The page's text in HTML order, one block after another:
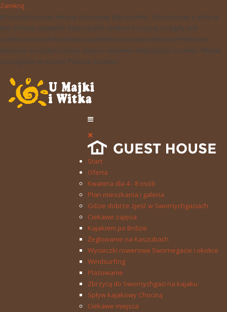
Zamknij
W ramach naszej witryny stosujemy pliki cookies. Korzystanie z witryny
bez zmiany ustawień dotyczących cookies oznacza, że będą one
zamieszczane w Państwa urządzeniu końcowym. Możecie Państwo
dokonać w każdym czasie zmiany ustawień dotyczących cookies. Więcej
szczegółów w naszej 'Polityce Cookies'.
Start
Oferta
Kwatera dla 4 - 8 osób
Plan mieszkania i galeria
Gdzie dobrze zjeść w Swornychgaciach
Ciekawe zajęcia
Kajakiem po Brdzie
Żeglowanie na Kaszubach
Wycieczki rowerowe Swornegacie i okolice
Windsurfing
Plażowanie
Zbrzycą do Swornychgaci na kajaku
Spływ kajakowy Chociną
Ciekawe miejsca